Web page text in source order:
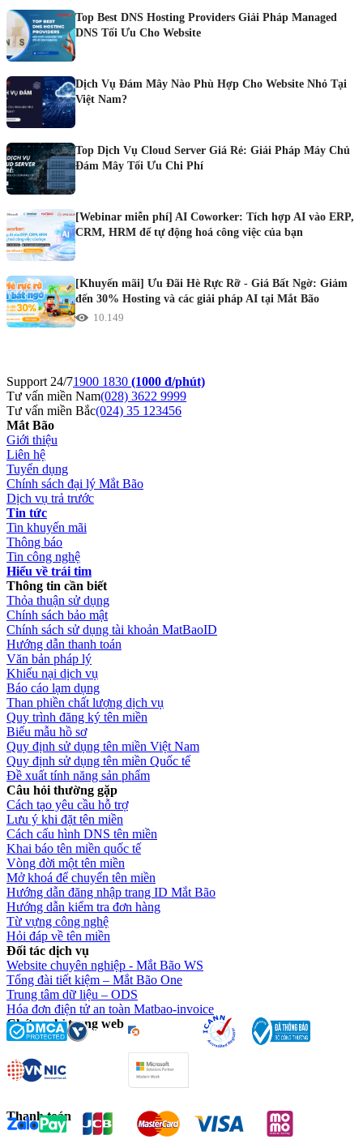
Top Best DNS Hosting Providers Giải Pháp Managed
DNS Tối Ưu Cho Website
Dịch Vụ Đám Mây Nào Phù Hợp Cho Website Nhỏ Tại
Việt Nam?
Top Dịch Vụ Cloud Server Giá Rẻ: Giải Pháp Máy Chủ
Đám Mây Tối Ưu Chi Phí
[Webinar miễn phí] AI Coworker: Tích hợp AI vào ERP,
CRM, HRM để tự động hoá công việc của bạn
[Khuyến mãi] Ưu Đãi Hè Rực Rỡ - Giá Bất Ngờ: Giảm
đến 30% Hosting và các giải pháp AI tại Mắt Bão
10.149
Support 24/71900 1830 (1000 đ/phút)
Tư vấn miền Nam(028) 3622 9999
Tư vấn miền Bắc(024) 35 123456
Mắt Bão
Giới thiệu
Liên hệ
Tuyển dụng
Chính sách đại lý Mắt Bão
Dịch vụ trả trước
Tin tức
Tin khuyến mãi
Thông báo
Tin công nghệ
Hiểu về trái tim
Thông tin cần biết
Thỏa thuận sử dụng
Chính sách bảo mật
Chính sách sử dụng tài khoản MatBaoID
Hướng dẫn thanh toán
Văn bản pháp lý
Khiếu nại dịch vụ
Báo cáo lạm dụng
Than phiền chất lượng dịch vụ
Quy trình đăng ký tên miền
Biểu mẫu hồ sơ
Quy định sử dụng tên miền Việt Nam
Quy định sử dụng tên miền Quốc tế
Đề xuất tính năng sản phẩm
Câu hỏi thường gặp
Cách tạo yêu cầu hỗ trợ
Lưu ý khi đặt tên miền
Cách cấu hình DNS tên miền
Khai báo tên miền quốc tế
Vòng đời một tên miền
Mở khoá để chuyển tên miền
Hướng dẫn đăng nhập trang ID Mắt Bão
Hướng dẫn kiểm tra đơn hàng
Từ vựng công nghệ
Hỏi đáp về tên miền
Đối tác dịch vụ
Website chuyên nghiệp - Mắt Bão WS
Tổng đài tiết kiệm – Mắt Bão One
Trung tâm dữ liệu – ODS
Hóa đơn điện tử an toàn Matbao-invoice
Chứng chỉ trang web
Thanh toán